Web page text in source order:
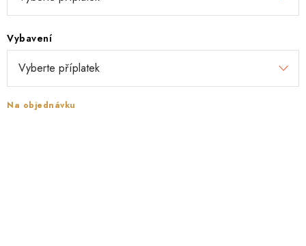
ODSTOUPENÍ OD SMLOUVY
POŠTOVNÍ SCHRÁNKY
ZNAČKY
Vybavení
Na objednávku